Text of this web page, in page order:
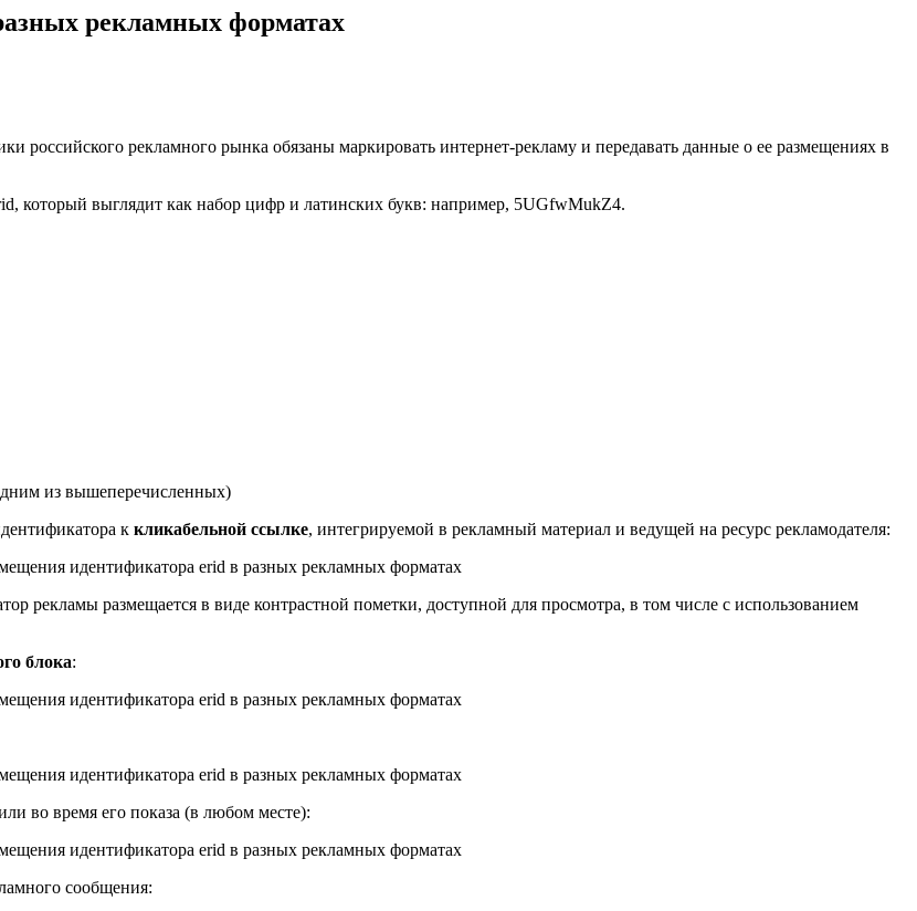
рекламных форматах
российского рекламного рынка обязаны маркировать интернет-рекламу и передавать данные о ее размещениях в
который выглядит как набор цифр и латинских букв: например, 5UGfwMukZ4.
из вышеперечисленных)
к кликабельной ссылке, интегрируемой в рекламный материал и ведущей на ресурс рекламодателя:
рекламы размещается в виде контрастной пометки, доступной для просмотра, в том числе с использованием
блока:
во время его показа (в любом месте):
сообщения: